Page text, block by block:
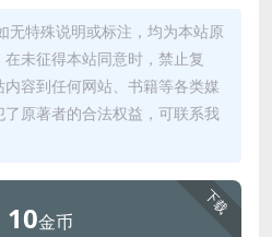
无特殊说明或标注，均为本站原
未征得本站同意时，禁止复
容到任何网站、书籍等各类媒
原著者的合法权益，可联系我
下载
10金币